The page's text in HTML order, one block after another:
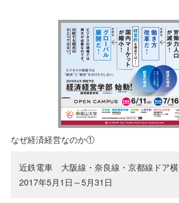
なぜ経済経営なのか①
近鉄電車 大阪線・奈良線・京都線ドア横
2017年5月1日～5月31日